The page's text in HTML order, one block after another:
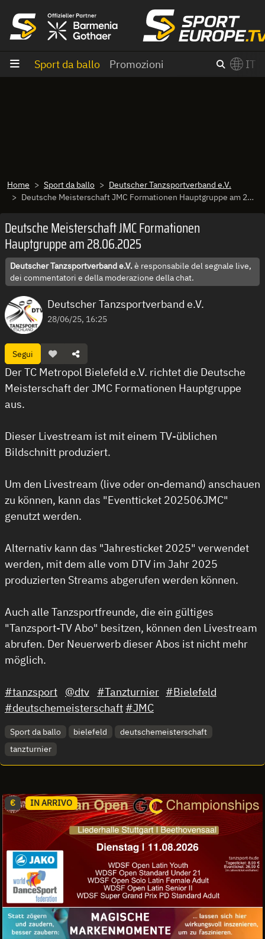
Sport da ballo Promozioni IT
Home Sport da ballo
Deutscher Tanzsportverband e.V.
Deutsche Meisterschaft JMC Formationen Hauptgruppe am 28.06.2025
Deutsche Meisterschaft JMC Formationen
Hauptgruppe am 28.06.2025
Deutscher Tanzsportverband e.V.è responsabile del segnale live,
dei commentatori e della moderazione della chat.
Deutscher Tanzsportverband e.V.
28/06/25, 16:25
Segui
Der TC Metropol Bielefeld e.V. richtet die Deutsche
Meisterschaft der JMC Formationen Hauptgruppe
aus.
Dieser Livestream ist mit einem TV-üblichen
Bildschnitt produziert.
Um den Livestream (live oder on-demand) anschauen
zu können, kann das "Eventticket 202506JMC"
genutzt werden.
Alternativ kann das "Jahresticket 2025" verwendet
werden, mit dem alle vom DTV im Jahr 2025
produzierten Streams abgerufen werden können.
Auch alle Tanzsportfreunde, die ein gültiges
"Tanzsport-TV Abo" besitzen, können den Livestream
abrufen. Der Neuerwerb dieser Abos ist nicht mehr
möglich.
#tanzsport @dtv #Tanzturnier #Bielefeld
#deutschemeisterschaft #JMC
Sport da ballo bielefeld
deutschemeisterschaft
tanzturnier
€ IN ARRIVO